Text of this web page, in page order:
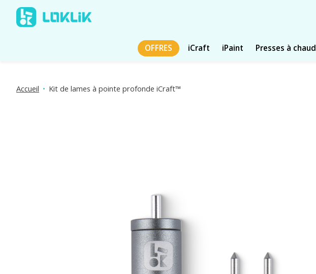
OFFRES iCraft iPaint Presses à chaud
Accueil • Kit de lames à pointe profonde iCraft™